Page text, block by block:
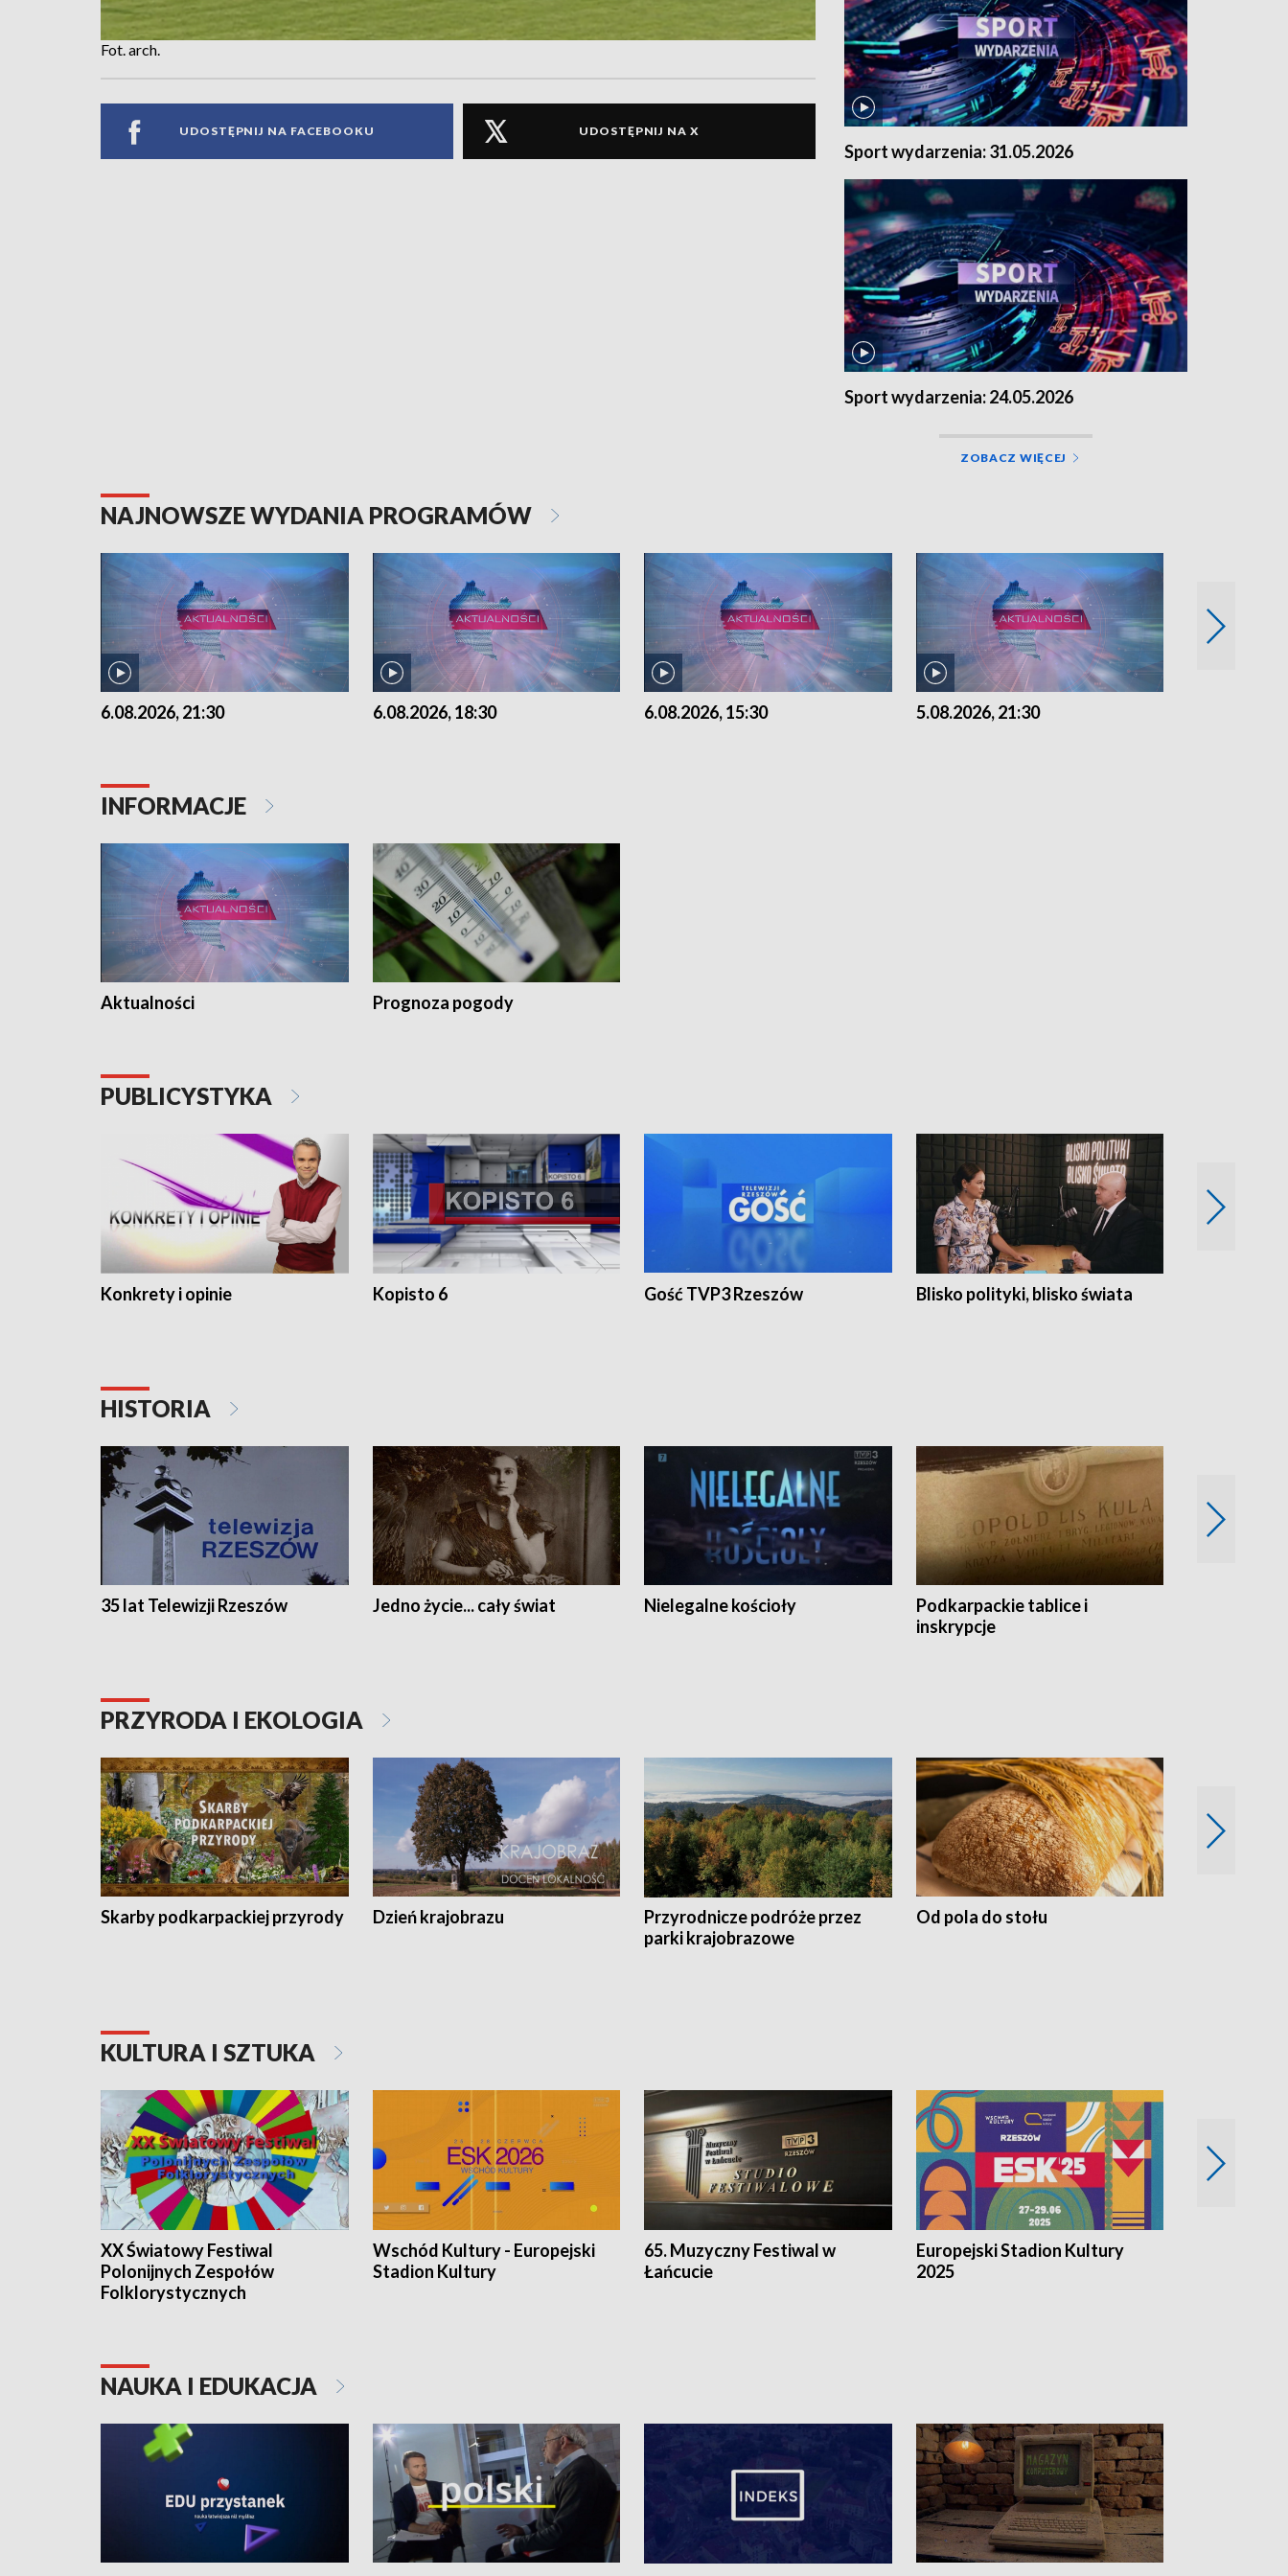
Fot. arch.
UDOSTĘPNIJ NA FACEBOOKU UDOSTĘPNIJ NA X
Sport wydarzenia: 31.05.2026
Sport wydarzenia: 24.05.2026
ZOBACZ WIĘCEJ
NAJNOWSZE WYDANIA PROGRAMÓW
6.08.2026, 21:30 6.08.2026, 18:30 6.08.2026, 15:30 5.08.2026, 21:30
INFORMACJE
Aktualności Prognoza pogody
PUBLICYSTYKA
Konkrety i opinie Kopisto 6 Gość TVP3 Rzeszów Blisko polityki, blisko świata
HISTORIA
35 lat Telewizji Rzeszów Jedno życie... cały świat Nielegalne kościoły
Podkarpackie tablice i
inskrypcje
PRZYRODA I EKOLOGIA
Skarby podkarpackiej przyrody Dzień krajobrazu
Przyrodnicze podróże przez
parki krajobrazowe
Od pola do stołu
KULTURA I SZTUKA
XX Światowy Festiwal
Polonijnych Zespołów
Folklorystycznych
Wschód Kultury - Europejski
Stadion Kultury
65. Muzyczny Festiwal w
Łańcucie
Europejski Stadion Kultury
2025
NAUKA I EDUKACJA